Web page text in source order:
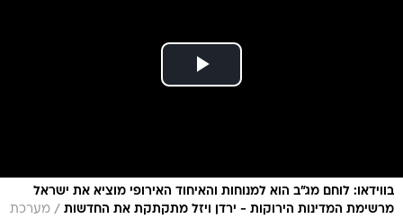
בווידאו: לוחם מג"ב הוא למנוחות והאיחוד האירופי מוציא את ישראל
מרשימת המדינות הירוקות - ירדן ויזל מתקתקת את החדשות / מערכת